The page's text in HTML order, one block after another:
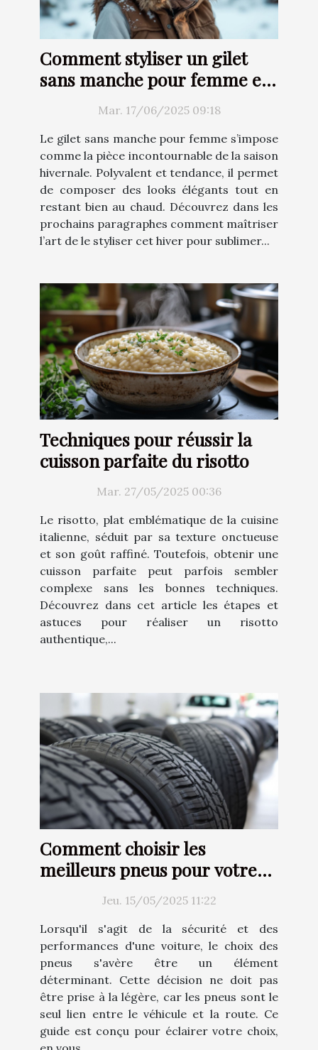
Comment styliser un gilet
sans manche pour femme en
Mar. 17/06/2025 09:18
Le gilet sans manche pour femme s’impose
comme la pièce incontournable de la saison
hivernale. Polyvalent et tendance, il permet
de composer des looks élégants tout en
restant bien au chaud. Découvrez dans les
prochains paragraphes comment maîtriser
l’art de le styliser cet hiver pour sublimer...
Techniques pour réussir la
cuisson parfaite du risotto
Mar. 27/05/2025 00:36
Le risotto, plat emblématique de la cuisine
italienne, séduit par sa texture onctueuse
et son goût raffiné. Toutefois, obtenir une
cuisson parfaite peut parfois sembler
complexe sans les bonnes techniques.
Découvrez dans cet article les étapes et
astuces pour réaliser un risotto
authentique,...
Comment choisir les
meilleurs pneus pour votre
Jeu. 15/05/2025 11:22
Lorsqu'il s'agit de la sécurité et des
performances d'une voiture, le choix des
pneus s'avère être un élément
déterminant. Cette décision ne doit pas
être prise à la légère, car les pneus sont le
seul lien entre le véhicule et la route. Ce
guide est conçu pour éclairer votre choix,